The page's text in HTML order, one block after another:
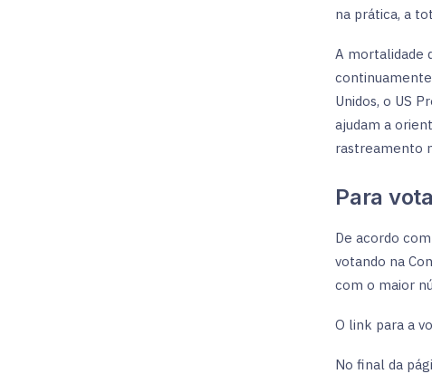
na prática, a
A mortalidade
continuamente
Unidos, o US
ajudam a
rastreamento
Para
De acordo
votando na
com o maior
O link para a
No final da